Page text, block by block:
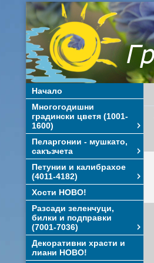
Начало
Многогодишни
градински цветя (1001-
1600)
Пеларгонии - мушкато,
сакъзчета
Петунии и калибрахое
(4011-4182)
Хости НОВО!
Разсади зеленчуци,
билки и подправки
(7001-7036)
Декоративни храсти и
лиани НОВО!